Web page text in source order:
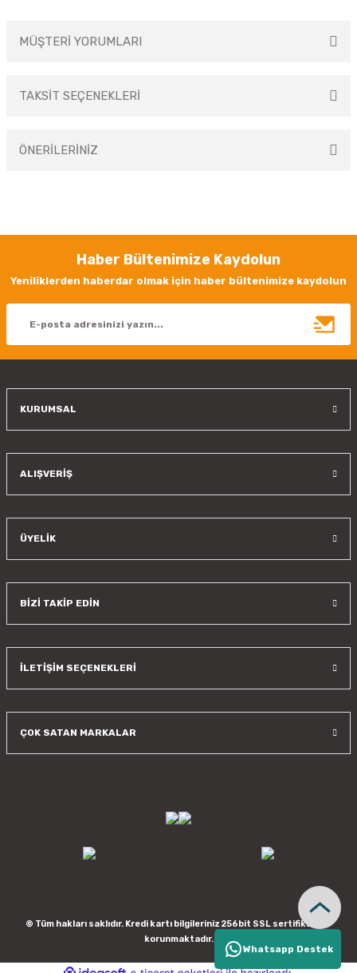
MÜŞTERİ YORUMLARI
TAKSİT SEÇENEKLERİ
ÖNERİLERİNİZ
Görüş ve önerileriniz için teşekkür ederiz.
Ürün resmi kalitesiz, bozuk veya görüntülenemiyor.
Ürün bilgilerinde hatalar bulunuyor.
Haber Bültenimize Kaydolun
Yeniliklerden haberdar olmak için haber bültenimize kaydolun
KURUMSAL
ALIŞVERİŞ
ÜYELİK
BİZİ TAKİP EDİN
İLETİŞİM SEÇENEKLERİ
ÇOK SATAN MARKALAR
© Tüm hakları saklıdır. Kredi kartı bilgileriniz 256bit SSL sertifikası ile
korunmaktadır.
Whatsapp Destek